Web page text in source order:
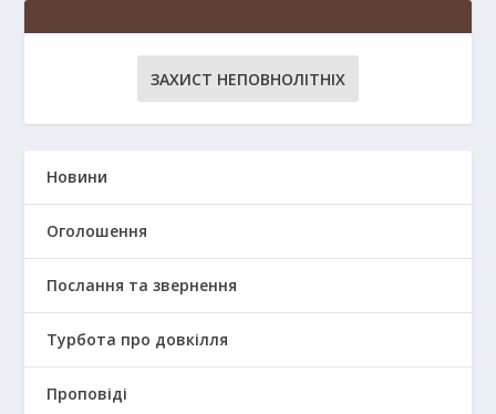
ЗАХИСТ НЕПОВНОЛІТНІХ
Новини
Оголошення
Послання та звернення
Турбота про довкілля
Проповіді